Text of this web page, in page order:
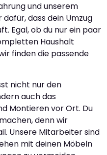
und unserem
dass dein Umzug
Egal, ob du nur ein paar
Haushalt
finden die passende
nicht nur den
auch das
Montieren vor Ort. Du
denn wir
Unsere Mitarbeiter sind
mit deinen Möbeln